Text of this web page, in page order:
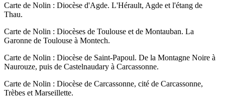
Carte de Nolin : Diocèse d'Agde. L'Hérault, Agde et l'étang de
Thau.
Carte de Nolin : Diocèses de Toulouse et de Montauban. La
Garonne de Toulouse à Montech.
Carte de Nolin : Diocèse de Saint-Papoul. De la Montagne Noire à
Naurouze, puis de Castelnaudary à Carcassonne.
Carte de Nolin : Diocèse de Carcassonne, cité de Carcassonne,
Trèbes et Marseillette.